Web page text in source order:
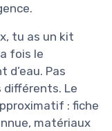
tu as un kit
fois le
Pas
différents. Le
: fiche
matériaux